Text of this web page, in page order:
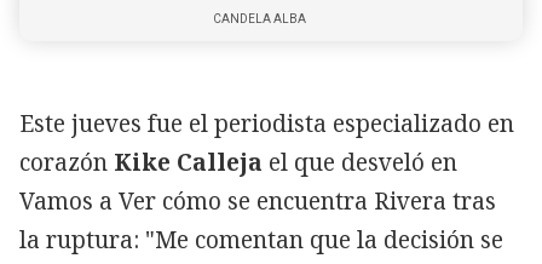
CANDELA ALBA
Este jueves fue el periodista especializado en
corazón Kike Calleja el que desveló en
Vamos a Ver cómo se encuentra Rivera tras
la ruptura: "Me comentan que la decisión se